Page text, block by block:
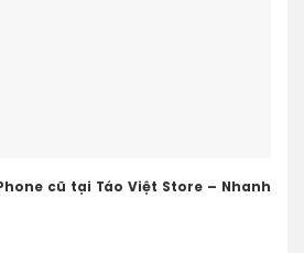
cũ tại Táo Việt Store – Nhanh